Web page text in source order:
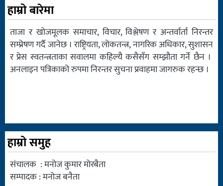
स्वास्थ्य
हाम्रो बारेमा
ताजा र खोजमूलक समाचार, विचार, विश्लेषण र अन्तर्वार्ता निरन्तर
सम्प्रेषण गर्दै जानेछ । राष्ट्रियता, लोकतन्त्र, नागरिक अधिकार, सुशासन
र प्रेस स्वतन्त्रताका सवालमा कहिल्यै कसैसँग सम्झौता गर्ने छैन ।
अनलाइन पत्रिकाको रुपमा निरन्तर सुचना प्रवाहमा जागरुक रहन्छ ।
हाम्रो समुह
संचालक : मनोज कुमार मोरबैता
सम्पादक : मनोज बनैता